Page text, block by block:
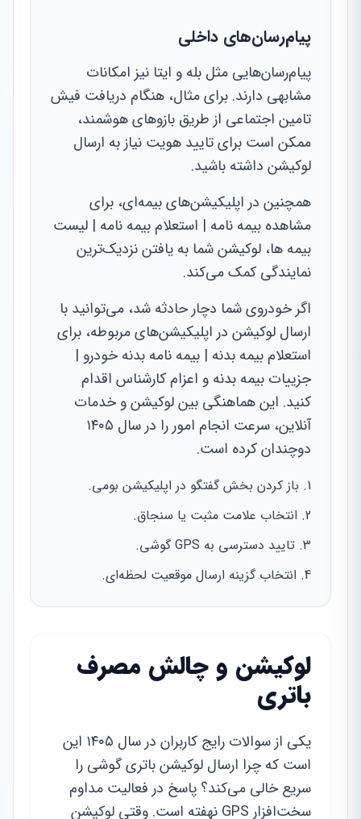
پیام‌رسان‌های داخلی
پیام‌رسان‌هایی مثل بله و ایتا نیز امکانات
مشابهی دارند. برای مثال، هنگام دریافت فیش
تامین اجتماعی از طریق بازوهای هوشمند،
ممکن است برای تایید هویت نیاز به ارسال
لوکیشن داشته باشید.
همچنین در اپلیکیشن‌های بیمه‌ای، برای
مشاهده بیمه نامه | استعلام بیمه نامه | لیست
بیمه ها، لوکیشن شما به یافتن نزدیک‌ترین
نمایندگی کمک می‌کند.
اگر خودروی شما دچار حادثه شد، می‌توانید با
ارسال لوکیشن در اپلیکیشن‌های مربوطه، برای
استعلام بیمه بدنه | بیمه نامه بدنه خودرو |
جزییات بیمه بدنه و اعزام کارشناس اقدام
کنید. این هماهنگی بین لوکیشن و خدمات
آنلاین، سرعت انجام امور را در سال ۱۴۰۵
دوچندان کرده است.
باز کردن بخش گفتگو در اپلیکیشن بومی.
انتخاب علامت مثبت یا سنجاق.
تایید دسترسی به GPS گوشی.
انتخاب گزینه ارسال موقعیت لحظه‌ای.
لوکیشن و چالش مصرف
باتری
یکی از سوالات رایج کاربران در سال ۱۴۰۵ این
است که چرا ارسال لوکیشن باتری گوشی را
سریع خالی می‌کند؟ پاسخ در فعالیت مداوم
سخت‌افزار GPS نهفته است. وقتی لوکیشن